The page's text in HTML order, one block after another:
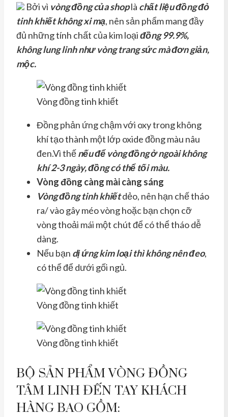
Bởi vì vòng đồngcủa shoplà chất liệu đồng đỏ
tinh khiết không xi mạ, nên sản phẩm mang đầy
đủ những tính chất của kim loạiđồng 99.9%,
không lung linh như vòng trang sức mà đơn giản,
mộc.
Vòng đồng tinh khiết
Đồng phản ứng chậm với oxy trong không
khí tạo thành một lớp oxide đồng màu nâu
đen.Vì thếnếu để vòng đồng ở ngoài không
khí 2-3 ngày, đồng có thể tối màu.
Vòng đồng càng mài càng sáng
Vòng đồng tinh khiếtdẻo, nên hạn chế tháo
ra/ vào gây méo vòng hoặc bạn chọn cỡ
vòng thoải mái một chút để có thể tháo dễ
dàng.
Nếu bạn dị ứng kim loại thì không nên đeo,
có thể để dưới gối ngủ.
Vòng đồng tinh khiết
Vòng đồng tinh khiết
BỘ SẢN PHẨM VÒNG ĐỒNG
TÂM LINH ĐẾN TAY KHÁCH
HÀNG BAO GỒM: